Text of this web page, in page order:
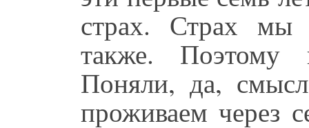
страх. Страх мы
также. Поэтому
Поняли, да,
проживаем через